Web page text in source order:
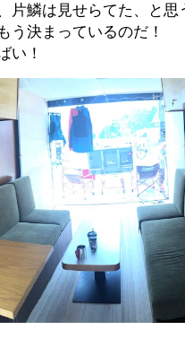
片鱗は見せらてた、と思
う決まっているのだ！
い！